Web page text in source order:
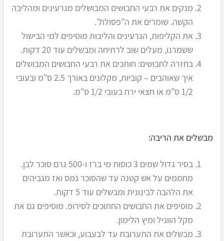
מנקים את רבעי החבושים המבושלים מגרעינים ומהליבה
הקשה. שומרים את ה”פסולת”.
את הקליפות, הגרעינים והליבות מוסיפים למי הבישול
ששמרנו, מעלים שוב לרתיחה ומבשלים עוד 20 דקות.
בחזרה לחבושים: חותכים את רבעי החבושים המבושלים
איך שאוהבים – קוביות, מקלונים באורך 2.5 ס”מ ובעובי
1/2 ס”מ או חצאי ירח בעובי 1/2 ס”מ.
מבשלים את הריבה:
בסיר גדול שמים 3 כוסות מי ברז ו-500 גרם סוכר לבן.
מחממים על אש קטנה עד שהסוכר נמס ואז מגביהים
את הלהבה לבינונית ומבשלים עוד 5 דקות.
מוסיפים את החבושים החתוכים לסירופ. מוסיפים גם את
מקל הווניל ומיץ הלימון.
מבשלים את התערובת עד לבעבוע, וכאשר התערובת